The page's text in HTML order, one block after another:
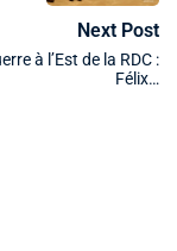
Next Post
à l’Est de la RDC :
Félix…